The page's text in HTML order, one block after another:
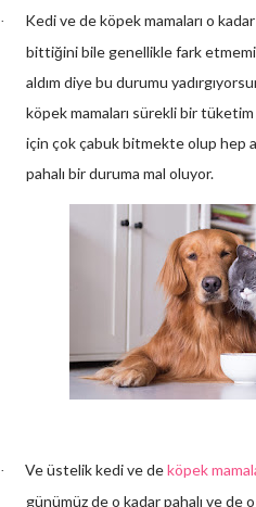
·
Kedi ve de köpek mamaları o
bittiğini bile genellikle fark
aldım diye bu durumu
köpek mamaları sürekli bir
için çok çabuk bitmekte olup hep
pahalı bir duruma mal oluyor.
· Ve üstelik kedi ve deköpek
günümüz de o kadar pahalı ve de